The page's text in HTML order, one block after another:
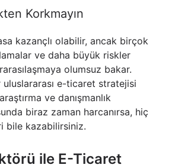
Korkmayın
kazançlı olabilir, ancak birçok
ve daha büyük riskler
olumsuz bakar.
e-ticaret stratejisi
ve danışmanlık
biraz zaman harcanırsa, hiç
bile kazabilirsiniz.
ile E-Ticaret